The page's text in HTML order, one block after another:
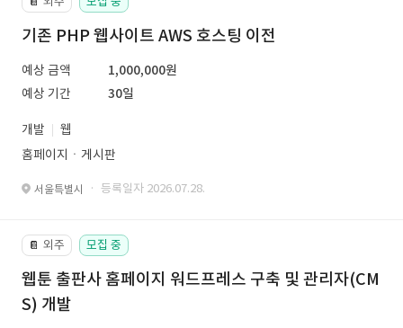
기존 PHP 웹사이트 AWS 호스팅 이전
예상 금액
1,000,000원
예상 기간
30일
개발
웹
홈페이지ㆍ게시판
서울특별시 · 등록일자 2026.07.28.
📔 외주 모집 중
웹툰 출판사 홈페이지 워드프레스 구축 및 관리자(CM
S) 개발